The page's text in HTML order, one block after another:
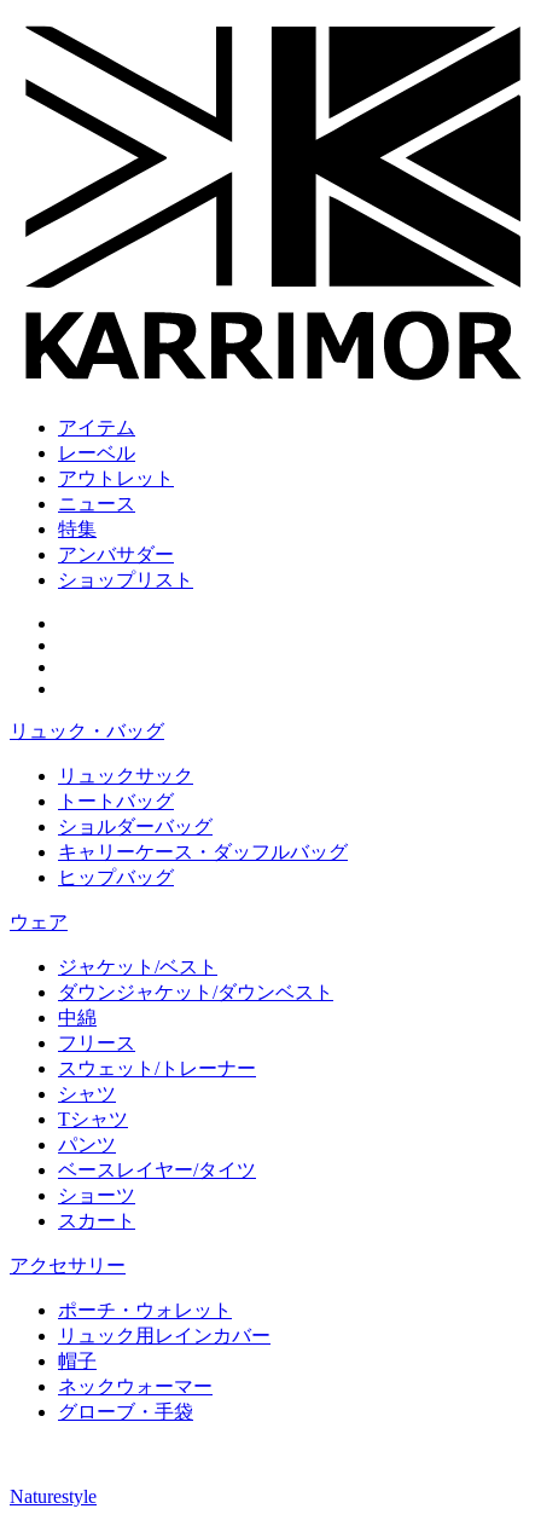
アイテム
レーベル
アウトレット
ニュース
特集
アンバサダー
ショップリスト
リュック・バッグ
リュックサック
トートバッグ
ショルダーバッグ
キャリーケース・ダッフルバッグ
ヒップバッグ
ウェア
ジャケット/ベスト
ダウンジャケット/ダウンベスト
中綿
フリース
スウェット/トレーナー
シャツ
Tシャツ
パンツ
ベースレイヤー/タイツ
ショーツ
スカート
アクセサリー
ポーチ・ウォレット
リュック用レインカバー
帽子
ネックウォーマー
グローブ・手袋
Naturestyle